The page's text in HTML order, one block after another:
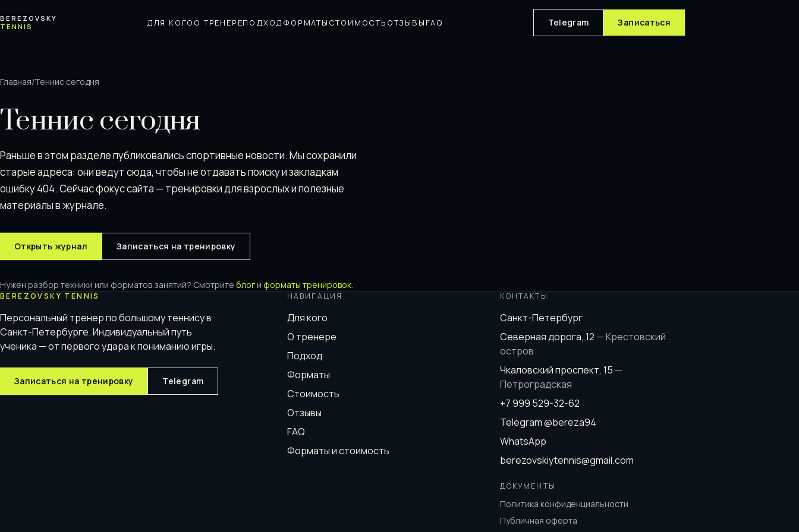
BEREZOVSKY
TENNIS
ДЛЯ КОГО О ТРЕНЕРЕПОДХОД ФОРМАТЫ СТОИМОСТЬ ОТЗЫВЫ FAQ Telegram Записаться
Главная/Теннис сегодня
Теннис сегодня
Раньше в этом разделе публиковались спортивные новости. Мы сохранили
старые адреса: они ведут сюда, чтобы не отдавать поискy и закладкам
ошибку 404. Сейчас фокус сайта — тренировки для взрослых и полезные
материалы в журнале.
Открыть журнал Записаться на тренировку
Нужен разбор техники или форматов занятий? Смотрите блог и форматы тренировок.
BEREZOVSKY TENNIS
Персональный тренер по большому теннису в
Санкт-Петербурге. Индивидуальный путь
ученика — от первого удара к пониманию игры.
Записаться на тренировку Telegram
НАВИГАЦИЯ
Для кого
О тренере
Подход
Форматы
Стоимость
Отзывы
FAQ
Форматы и стоимость
КОНТАКТЫ
Санкт-Петербург
Северная дорога, 12 —Крестовский
остров
Чкаловский проспект, 15 —
Петроградская
+7 999 529-32-62
Telegram@bereza94
WhatsApp
berezovskiytennis@gmail.com
ДОКУМЕНТЫ
Политика конфиденциальности
Публичная оферта